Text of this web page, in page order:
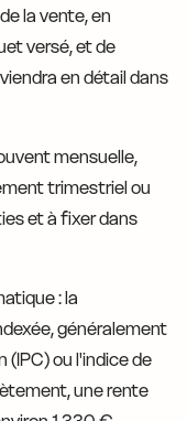
la vente, en
versé, et de
en détail dans
mensuelle,
trimestriel ou
et à fixer dans
: la
généralement
(IPC) ou l'indice de
une rente